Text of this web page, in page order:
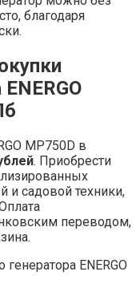
благодаря
MP750D в
. Приобрести
и садовой техники,
переводом,
ENERGO